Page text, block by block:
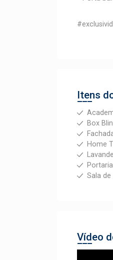
Itens
Box
Home
Sala
Vídeo